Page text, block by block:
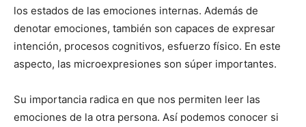
los estados de las emociones internas. Además de
denotar emociones, también son capaces de expresar
intención, procesos cognitivos, esfuerzo físico. En este
aspecto, las microexpresiones son súper importantes.
Su importancia radica en que nos permiten leer las
emociones de la otra persona. Así podemos conocer si